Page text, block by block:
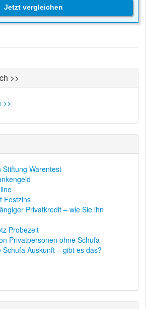
Jetzt vergleichen
>>
>>
Stiftung Warentest
Festzins
Privatkredit – wie Sie ihn
Probezeit
Privatpersonen ohne Schufa
Schufa Auskunft – gibt es das?